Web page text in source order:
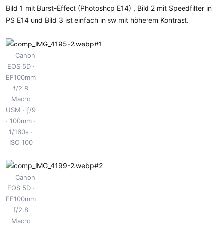
Bild 1 mit Burst-Effect (Photoshop E14) , Bild 2 mit Speedfilter in
PS E14 und Bild 3 ist einfach in sw mit höherem Kontrast.
Canon
EOS 5D
EF100mm
f/2.8
Macro
USM
ƒ/9
100mm
1/160s
ISO 100
#1
Canon
EOS 5D
EF100mm
f/2.8
Macro
#2